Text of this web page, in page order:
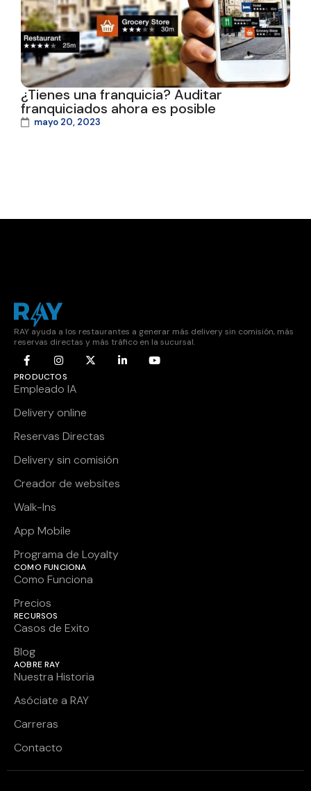
¿Tienes una franquicia? Auditar
franquiciados ahora es posible
mayo 20, 2023
RAY ayuda a los restaurantes a generar más delivery sin comisión, más
reservas directas y más tráfico en la sucursal.
PRODUCTOS
Empleado IA
Delivery online
Reservas Directas
Delivery sin comisión
Creador de websites
Walk-Ins
App Mobile
Programa de Loyalty
COMO FUNCIONA
Como Funciona
Precios
RECURSOS
Casos de Exito
Blog
AOBRE RAY
Nuestra Historia
Asóciate a RAY
Carreras
Contacto